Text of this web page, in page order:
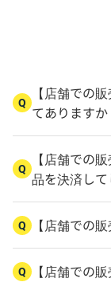
Q
【店舗での
てありますか
Q
【店舗での
品を決済して
Q 【店舗での
Q 【店舗での